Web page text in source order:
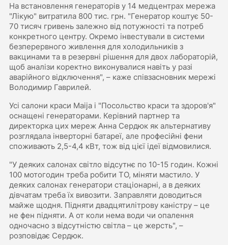
На встановлення генераторів у 14 медцентрах мережа
"Лікую" витратила 800 тис. грн. "Генератор коштує 50-
70 тисяч гривень залежно від потужності та потреб
конкретного центру. Окремо інвестували в системи
безперервного живлення для холодильників з
вакцинами та в резервні рішення для двох лабораторій,
щоб аналізи коректно виконувалися навіть у разі
аварійного відключення", – каже співзасновник мережі
Володимир Гаврилей.
Усі салони краси Maija і "Посольство краси та здоров'я"
оснащені генераторами. Керівний партнер та
директорка цих мереж Анна Сердюк як альтернативу
розглядала інверторні батареї, але професійні фени
споживають 2,5-4,4 кВт, тож від цієї ідеї відмовилися.
"У деяких салонах світло відсутнє по 10-15 годин. Кожні
100 мотогодин треба робити ТО, міняти мастило. У
деяких салонах генератори стаціонарні, а в деяких
дівчатам треба їх вивозити. Заправляти доводиться
майже щодня. Підняти двадцятилітрову каністру – це
не фен підняти. А от коли нема води чи опалення
одночасно з відсутністю світла – це жерсть", –
розповідає Сердюк.